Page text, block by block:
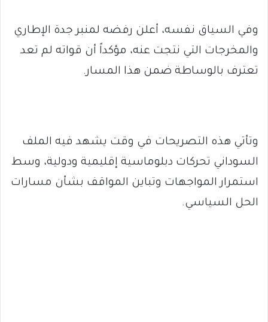
وفي السياق نفسه، أعلن رفضه لمنبر جدة الإطاري
والمخرجات التي نتجت عنه، مؤكداً أن قواته لم تعد
تعترف بالوساطة ضمن هذا المسار.
وتأتي هذه التصريحات في وقت يشهد فيه الملف
السوداني تحركات دبلوماسية إقليمية ودولية، وسط
استمرار المواجهات وتباين المواقف بشأن مسارات
الحل السياسي.